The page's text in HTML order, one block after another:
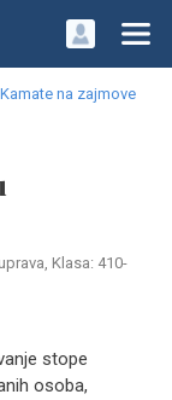
Kamate na zajmove
Klasa: 410-
stope
osoba,